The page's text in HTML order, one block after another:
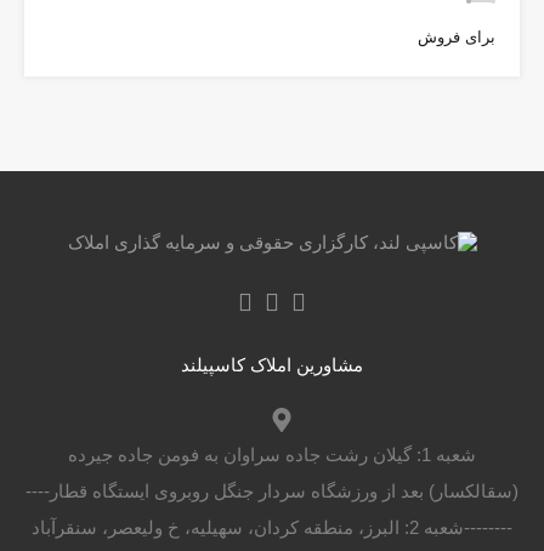
برای فروش
مشاورین املاک کاسپیلند
شعبه 1: گیلان رشت جاده سراوان به فومن جاده جیرده
(سقالکسار) بعد از ورزشگاه سردار جنگل روبروی ایستگاه قطار----
--------شعبه 2: البرز، منطقه کردان، سهیلیه، خ ولیعصر، سنقرآباد